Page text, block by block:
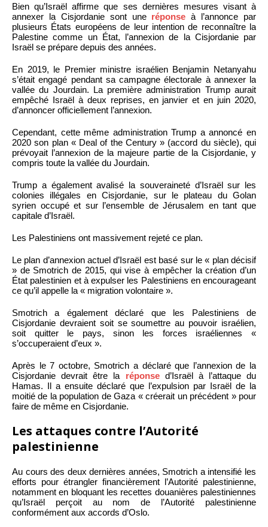
Bien qu’Israël affirme que ses dernières mesures visant à
annexer la Cisjordanie sont une réponse à l’annonce par
plusieurs États européens de leur intention de reconnaître la
Palestine comme un État, l’annexion de la Cisjordanie par
Israël se prépare depuis des années.
En 2019, le Premier ministre israélien Benjamin Netanyahu
s’était engagé pendant sa campagne électorale à annexer la
vallée du Jourdain. La première administration Trump aurait
empêché Israël à deux reprises, en janvier et en juin 2020,
d’annoncer officiellement l’annexion.
Cependant, cette même administration Trump a annoncé en
2020 son plan « Deal of the Century » (accord du siècle), qui
prévoyait l’annexion de la majeure partie de la Cisjordanie, y
compris toute la vallée du Jourdain.
Trump a également avalisé la souveraineté d’Israël sur les
colonies illégales en Cisjordanie, sur le plateau du Golan
syrien occupé et sur l’ensemble de Jérusalem en tant que
capitale d’Israël.
Les Palestiniens ont massivement rejeté ce plan.
Le plan d’annexion actuel d’Israël est basé sur le « plan décisif
» de Smotrich de 2015, qui vise à empêcher la création d’un
État palestinien et à expulser les Palestiniens en encourageant
ce qu’il appelle la « migration volontaire ».
Smotrich a également déclaré que les Palestiniens de
Cisjordanie devraient soit se soumettre au pouvoir israélien,
soit quitter le pays, sinon les forces israéliennes «
s’occuperaient d’eux ».
Après le 7 octobre, Smotrich a déclaré que l’annexion de la
Cisjordanie devrait être la réponsed’Israël à l’attaque du
Hamas. Il a ensuite déclaré que l’expulsion par Israël de la
moitié de la population de Gaza « créerait un précédent » pour
faire de même en Cisjordanie.
Les attaques contre l’Autorité
palestinienne
Au cours des deux dernières années, Smotrich a intensifié les
efforts pour étrangler financièrement l’Autorité palestinienne,
notamment en bloquant les recettes douanières palestiniennes
qu’Israël perçoit au nom de l’Autorité palestinienne
conformément aux accords d’Oslo.